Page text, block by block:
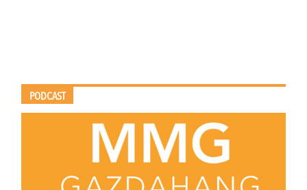
PODCAST